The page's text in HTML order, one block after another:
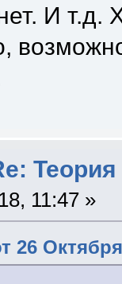
И
11:47 »
26